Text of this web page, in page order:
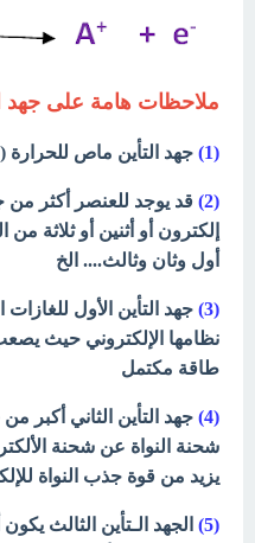
ملاحظات هامة على جهد
(1) جهد التأين ماص للحرارة
(2)
قد يوجد للعنصر أكثر من
إلكترون أو أثنين أو ثلاثة
أول وثان وثالث.... الخ
(3)
جهد التأين الأول للغازات
نظامها الإلكتروني حيث
طاقة مكتمل
(4)
جهد التأين الثاني أكبر
شحنة النواة عن شحنة
يزيد من قوة جذب النواة
(5)
الجهد الـتأين الثالث